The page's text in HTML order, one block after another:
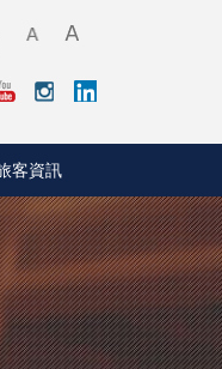
客資訊